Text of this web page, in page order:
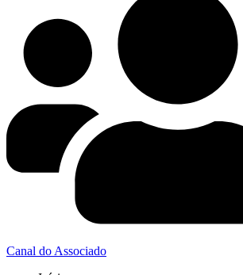
Canal do Associado